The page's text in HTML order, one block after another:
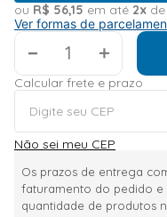
ou R$ 56,15 em até 2x de
Ver formas de
＋
Calcular frete e prazo
Não sei meu CEP
Os prazos de entrega
faturamento do pedido
quantidade de produtos